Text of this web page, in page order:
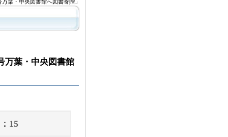
葉・中央図書館へ図書寄贈」
万葉・中央図書館
15